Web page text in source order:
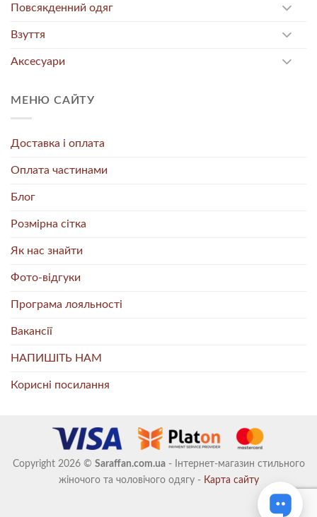
Повсякденний одяг
Взуття
Аксесуари
МЕНЮ САЙТУ
Доставка і оплата
Оплата частинами
Блог
Розмірна сітка
Як нас знайти
Фото-відгуки
Програма лояльності
Вакансії
НАПИШІТЬ НАМ
Корисні посилання
Copyright 2026 © Saraffan.com.ua- Інтернет-магазин стильного
жіночого та чоловічого одягу - Карта сайту